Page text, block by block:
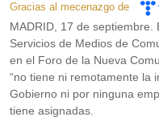
Gracias al mecenazgo de
MADRID, 17 de septiembre.
Servicios de Medios de
en el Foro de la Nueva
“no tiene ni remotamente la
Gobierno ni por ninguna
tiene asignadas.